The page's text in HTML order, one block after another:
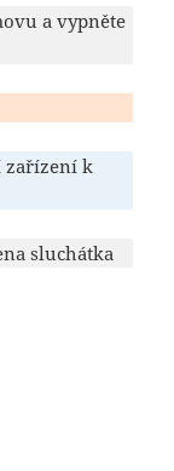
a vypněte
k
sluchátka